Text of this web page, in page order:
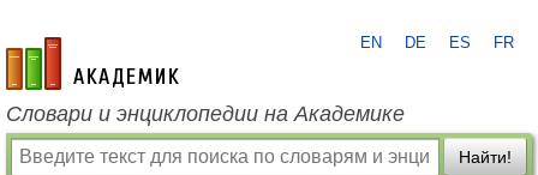
academic.ru
EN DE ES FR
Словари и энциклопедии на Академике
Найти!